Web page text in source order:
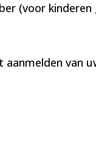
(voor kinderen
van